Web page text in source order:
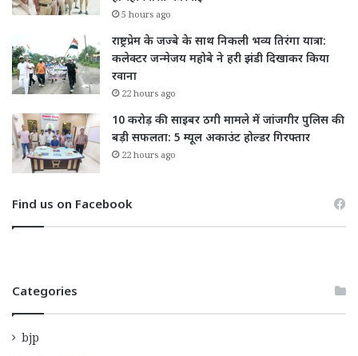
5 hours ago
राष्ट्रप्रेम के जज्बे के साथ निकली भव्य तिरंगा यात्रा:
कलेक्टर जन्मेजय महोबे ने हरी झंडी दिखाकर किया
रवाना
22 hours ago
10 करोड़ की साइबर ठगी मामले में जांजगीर पुलिस की
बड़ी सफलता: 5 म्यूल अकाउंट होल्डर गिरफ्तार
22 hours ago
Find us on Facebook
Categories
bjp